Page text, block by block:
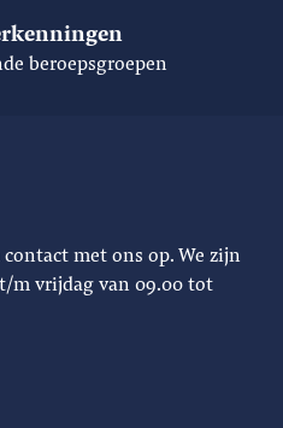
beroepsgroepen
met ons op. We zijn
m vrijdag van 09.00 tot